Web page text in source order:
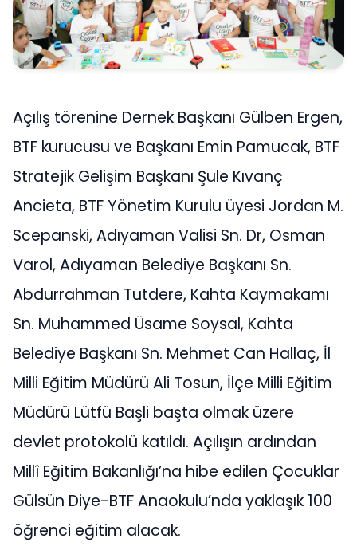
Açılış törenine Dernek Başkanı Gülben Ergen,
BTF kurucusu ve Başkanı Emin Pamucak, BTF
Stratejik Gelişim Başkanı Şule Kıvanç
Ancieta, BTF Yönetim Kurulu üyesi Jordan M.
Scepanski, Adıyaman Valisi Sn. Dr, Osman
Varol, Adıyaman Belediye Başkanı Sn.
Abdurrahman Tutdere, Kahta Kaymakamı
Sn. Muhammed Üsame Soysal, Kahta
Belediye Başkanı Sn. Mehmet Can Hallaç, İl
Milli Eğitim Müdürü Ali Tosun, İlçe Milli Eğitim
Müdürü Lütfü Başli başta olmak üzere
devlet protokolü katıldı. Açılışın ardından
Millî Eğitim Bakanlığı’na hibe edilen Çocuklar
Gülsün Diye-BTF Anaokulu’nda yaklaşık 100
öğrenci eğitim alacak.